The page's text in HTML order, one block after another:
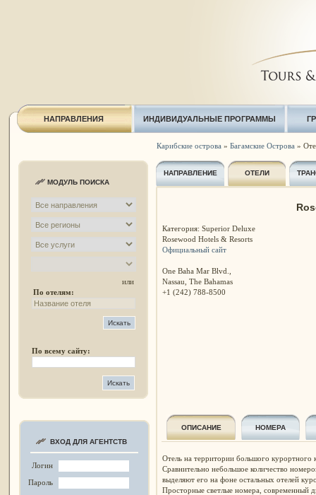
НАПРАВЛЕНИЯ ИНДИВИДУАЛЬНЫЕ ПРОГРАММЫ
МОДУЛЬ ПОИСКА
или
По отелям:
По всему сайту:
ВХОД ДЛЯ АГЕНТСТВ
Логин
Пароль
Карибские острова » Багамские Острова »
НАПРАВЛЕНИЕ ОТЕЛИ
Категория: Superior Deluxe
Rosewood Hotels & Resorts
Официальный сайт
One Baha Mar Blvd.,
Nassau, The Bahamas
+1 (242) 788-8500
ОПИСАНИЕ НОМЕРА
Отель на территории большого курортного
Сравнительно небольшое количество
выделяют его на фоне остальных отелей
Просторные светлые номера, современный